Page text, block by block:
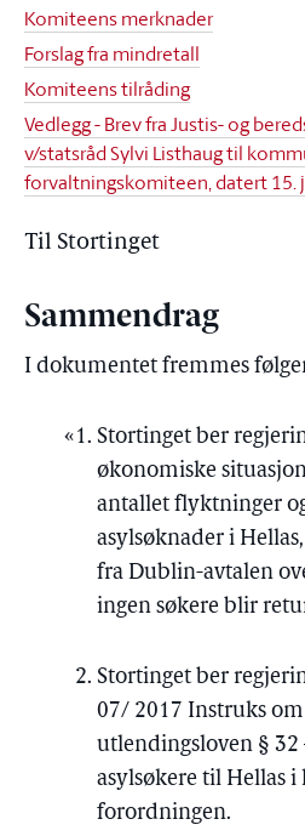
Komiteens merknader
Forslag fra mindretall
Komiteens tilråding
Vedlegg - Brev fra Justis- og
v/statsråd Sylvi Listhaug til
forvaltningskomiteen, datert 15.
Til Stortinget
Sammendrag
I dokumentet fremmes
Stortinget ber
økonomiske
antallet flyktninger
asylsøknader i
fra Dublin-avtalen
ingen søkere blir
Stortinget ber
07/ 2017 Instruks
utlendingsloven § 32
asylsøkere til Hellas
forordningen.